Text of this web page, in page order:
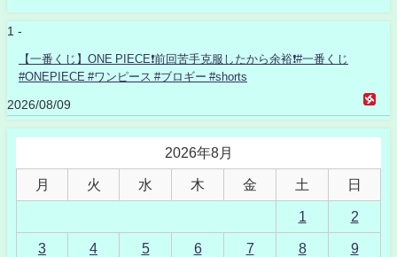
1 -
【一番くじ】ONE PIECE❗️前回苦手克服したから余裕❗️#一番くじ
#ONEPIECE #ワンピース #ブロギー #shorts
2026/08/09
2026年8月
月 火 水 木 金 土 日
1 2
3 4 5 6 7 8 9